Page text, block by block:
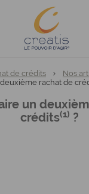
de crédits
Nos
rachat de
un
crédits(1) ?